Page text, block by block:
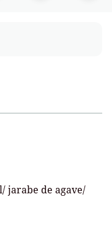
jarabe de agave/